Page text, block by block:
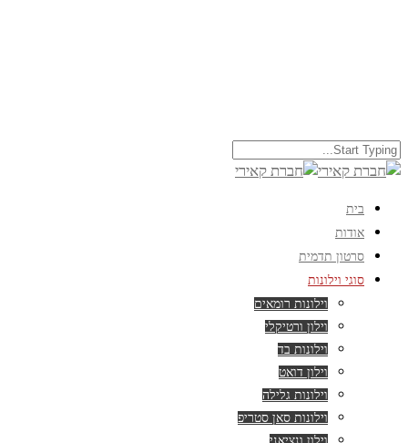
בית
אודות
סרטון תדמית
סוגי וילונות
וילונות רומאים
וילון ורטיקלי
וילונות בד
וילון דואט
וילונות גלילה
וילונות סאן סטריפ